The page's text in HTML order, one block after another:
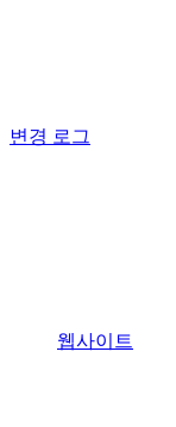
변경 로그
웹사이트